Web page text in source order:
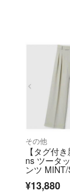
その他
【タグ付
ns ツータ
ンツ
¥13,880